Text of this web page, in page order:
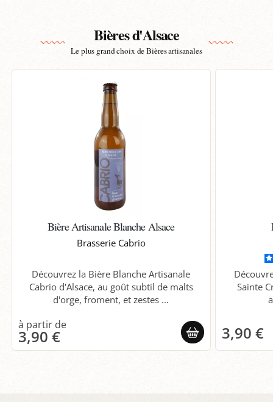
Bières d'Alsace
Le plus grand choix de Bières artisanales
Bière Artisanale Blanche Alsace
Brasserie Cabrio
Découvrez la Bière Blanche Artisanale
Cabrio d'Alsace, au goût subtil de malts
d'orge, froment, et zestes ...
3,90 €
Sainte
3,90 €